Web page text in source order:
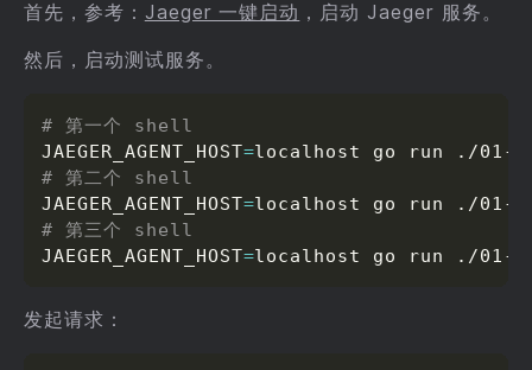
首先，参考： Jaeger 一键启动 ，启动 Jaeger 服务。
然后，启动测试服务。
# 第一个 shell
JAEGER_AGENT_HOST=
# 第二个 shell
JAEGER_AGENT_HOST=
# 第三个 shell
JAEGER_AGENT_HOST=localhost go run ./01-
发起请求：